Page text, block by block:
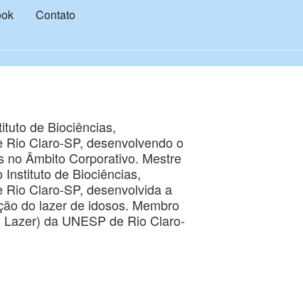
Contato
de Biociências,
Claro-SP, desenvolvendo o
no Âmbito Corporativo. Mestre
Instituto de Biociências,
Claro-SP, desenvolvida a
do lazer de idosos. Membro
da UNESP de Rio Claro-